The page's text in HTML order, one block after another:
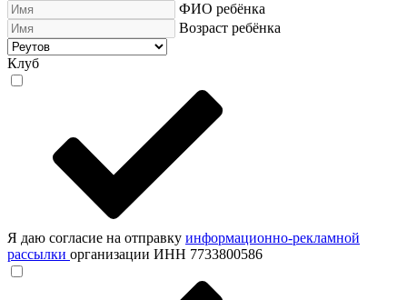
ФИО ребёнка
Возраст ребёнка
Клуб
Я даю согласие на отправку информационно-рекламной
рассылки организации ИНН 7733800586